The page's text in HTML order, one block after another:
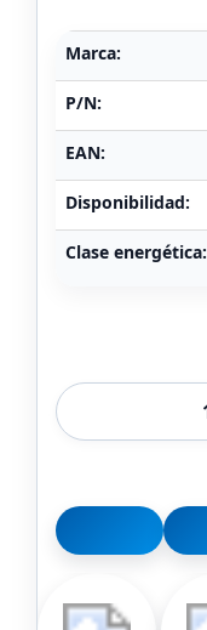
Marca:
P/N:
EAN:
Disponibilidad:
Clase energética: